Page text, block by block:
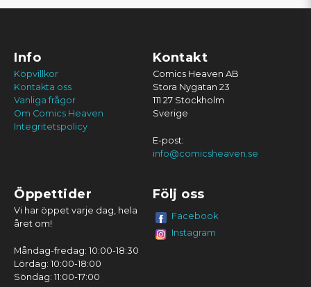
Info
Köpvillkor
Kontakta oss
Vanliga frågor
Om Comics Heaven
Integritetspolicy
Kontakt
Comics Heaven AB
Stora Nygatan 23
111 27 Stockholm
Sverige
E-post:
info@comicsheaven.se
Öppettider
Vi har öppet varje dag, hela
året om!
Måndag-fredag: 10:00-18:30
Lördag: 10:00-18:00
Söndag: 11:00-17:00
Följ oss
Facebook
Instagram